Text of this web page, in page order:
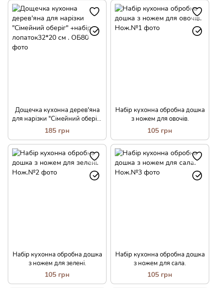
Дощечка кухонна дерев'яна
для нарізки "Сімейний оберіг"
+набір лопаток32*20 см .
185 грн
Набір кухонна обробна дошка
з ножем для овочів.
105 грн
Набір кухонна обробна дошка
з ножем для зелені.
105 грн
Набір кухонна обробна дошка
з ножем для сала.
105 грн